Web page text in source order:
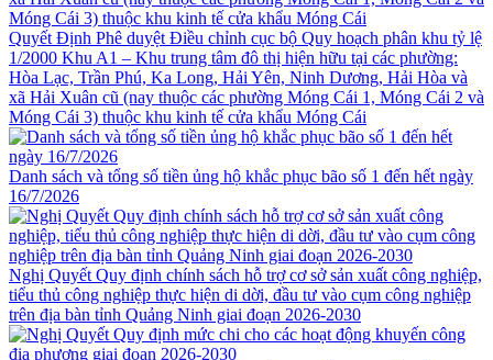
Quyết Định Phê duyệt Điều chỉnh cục bộ Quy hoạch phân khu tỷ lệ
1/2000 Khu A1 – Khu trung tâm đô thị hiện hữu tại các phường:
Hòa Lạc, Trần Phú, Ka Long, Hải Yên, Ninh Dương, Hải Hòa và
xã Hải Xuân cũ (nay thuộc các phường Móng Cái 1, Móng Cái 2 và
Móng Cái 3) thuộc khu kinh tế cửa khẩu Móng Cái
Danh sách và tổng số tiền ủng hộ khắc phục bão số 1 đến hết ngày
16/7/2026
Nghị Quyết Quy định chính sách hỗ trợ cơ sở sản xuất công nghiệp,
tiểu thủ công nghiệp thực hiện di dời, đầu tư vào cụm công nghiệp
trên địa bàn tỉnh Quảng Ninh giai đoạn 2026-2030